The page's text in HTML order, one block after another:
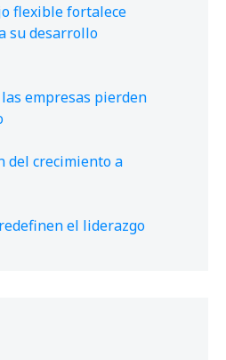
flexible fortalece
su desarrollo
empresas pierden
del crecimiento a
el liderazgo